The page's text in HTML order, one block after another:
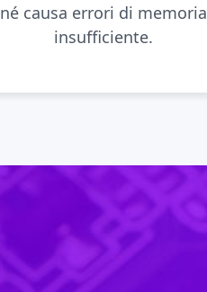
né causa errori di memoria
insufficiente.